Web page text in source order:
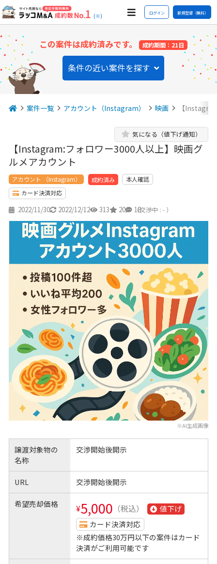
(※) ログイン 新規登録（無料）
この案件は成約済みです。 成約期間：21日
条件の近い案件を探す
案件一覧 アカウント（Instagram） 映画 【
【Instagram:フォロワー3000人以上】映画グ
ルメアカウント
気になる（値下げ通知）
アカウント （Instagram） 成約済み
本人確認
カード決済対応
2022/11/30 2022/12/12 313 20 18
（交渉中 : - ）
※AI生成画像
譲渡対象物の
名称
交渉開始後開示
URL 交渉開始後開示
希望売却価格 ¥5,000 （税込）
値下げ
カード決済対応
※成約価格30万円以下の案件はカード
決済がご利用可能です